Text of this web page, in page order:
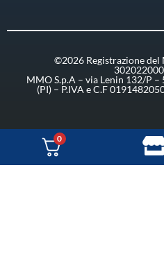
©2026 Registrazione del
MMO S.p.A – via Lenin 132/P
(PI) – P.IVA e C.F
0